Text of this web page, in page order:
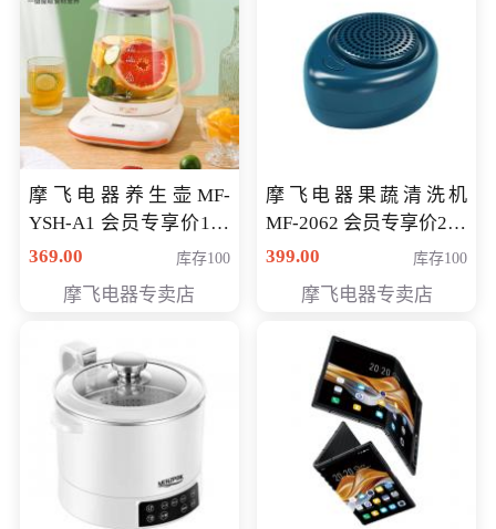
摩飞电器养生壶MF-
YSH-A1 会员专享价198
元
369.00 库存100
摩飞电器专卖店
摩飞电器果蔬清洗机
MF-2062 会员专享价268
元
399.00 库存100
摩飞电器专卖店